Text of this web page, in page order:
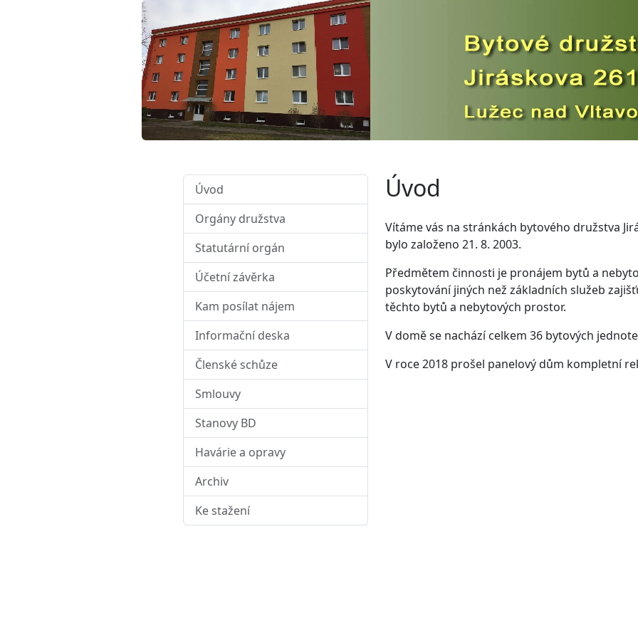
Úvod
Orgány družstva
Statutární orgán
Účetní závěrka
Kam posílat nájem
Informační deska
Členské schůze
Smlouvy
Stanovy BD
Havárie a opravy
Archiv
Ke stažení
Úvod
Vítáme vás na stránkách bytového družstva
bylo založeno 21. 8. 2003.
Předmětem činnosti je pronájem bytů a
poskytování jiných než základních služeb
těchto bytů a nebytových prostor.
V domě se nachází celkem 36 bytových
V roce 2018 prošel panelový dům kompletní